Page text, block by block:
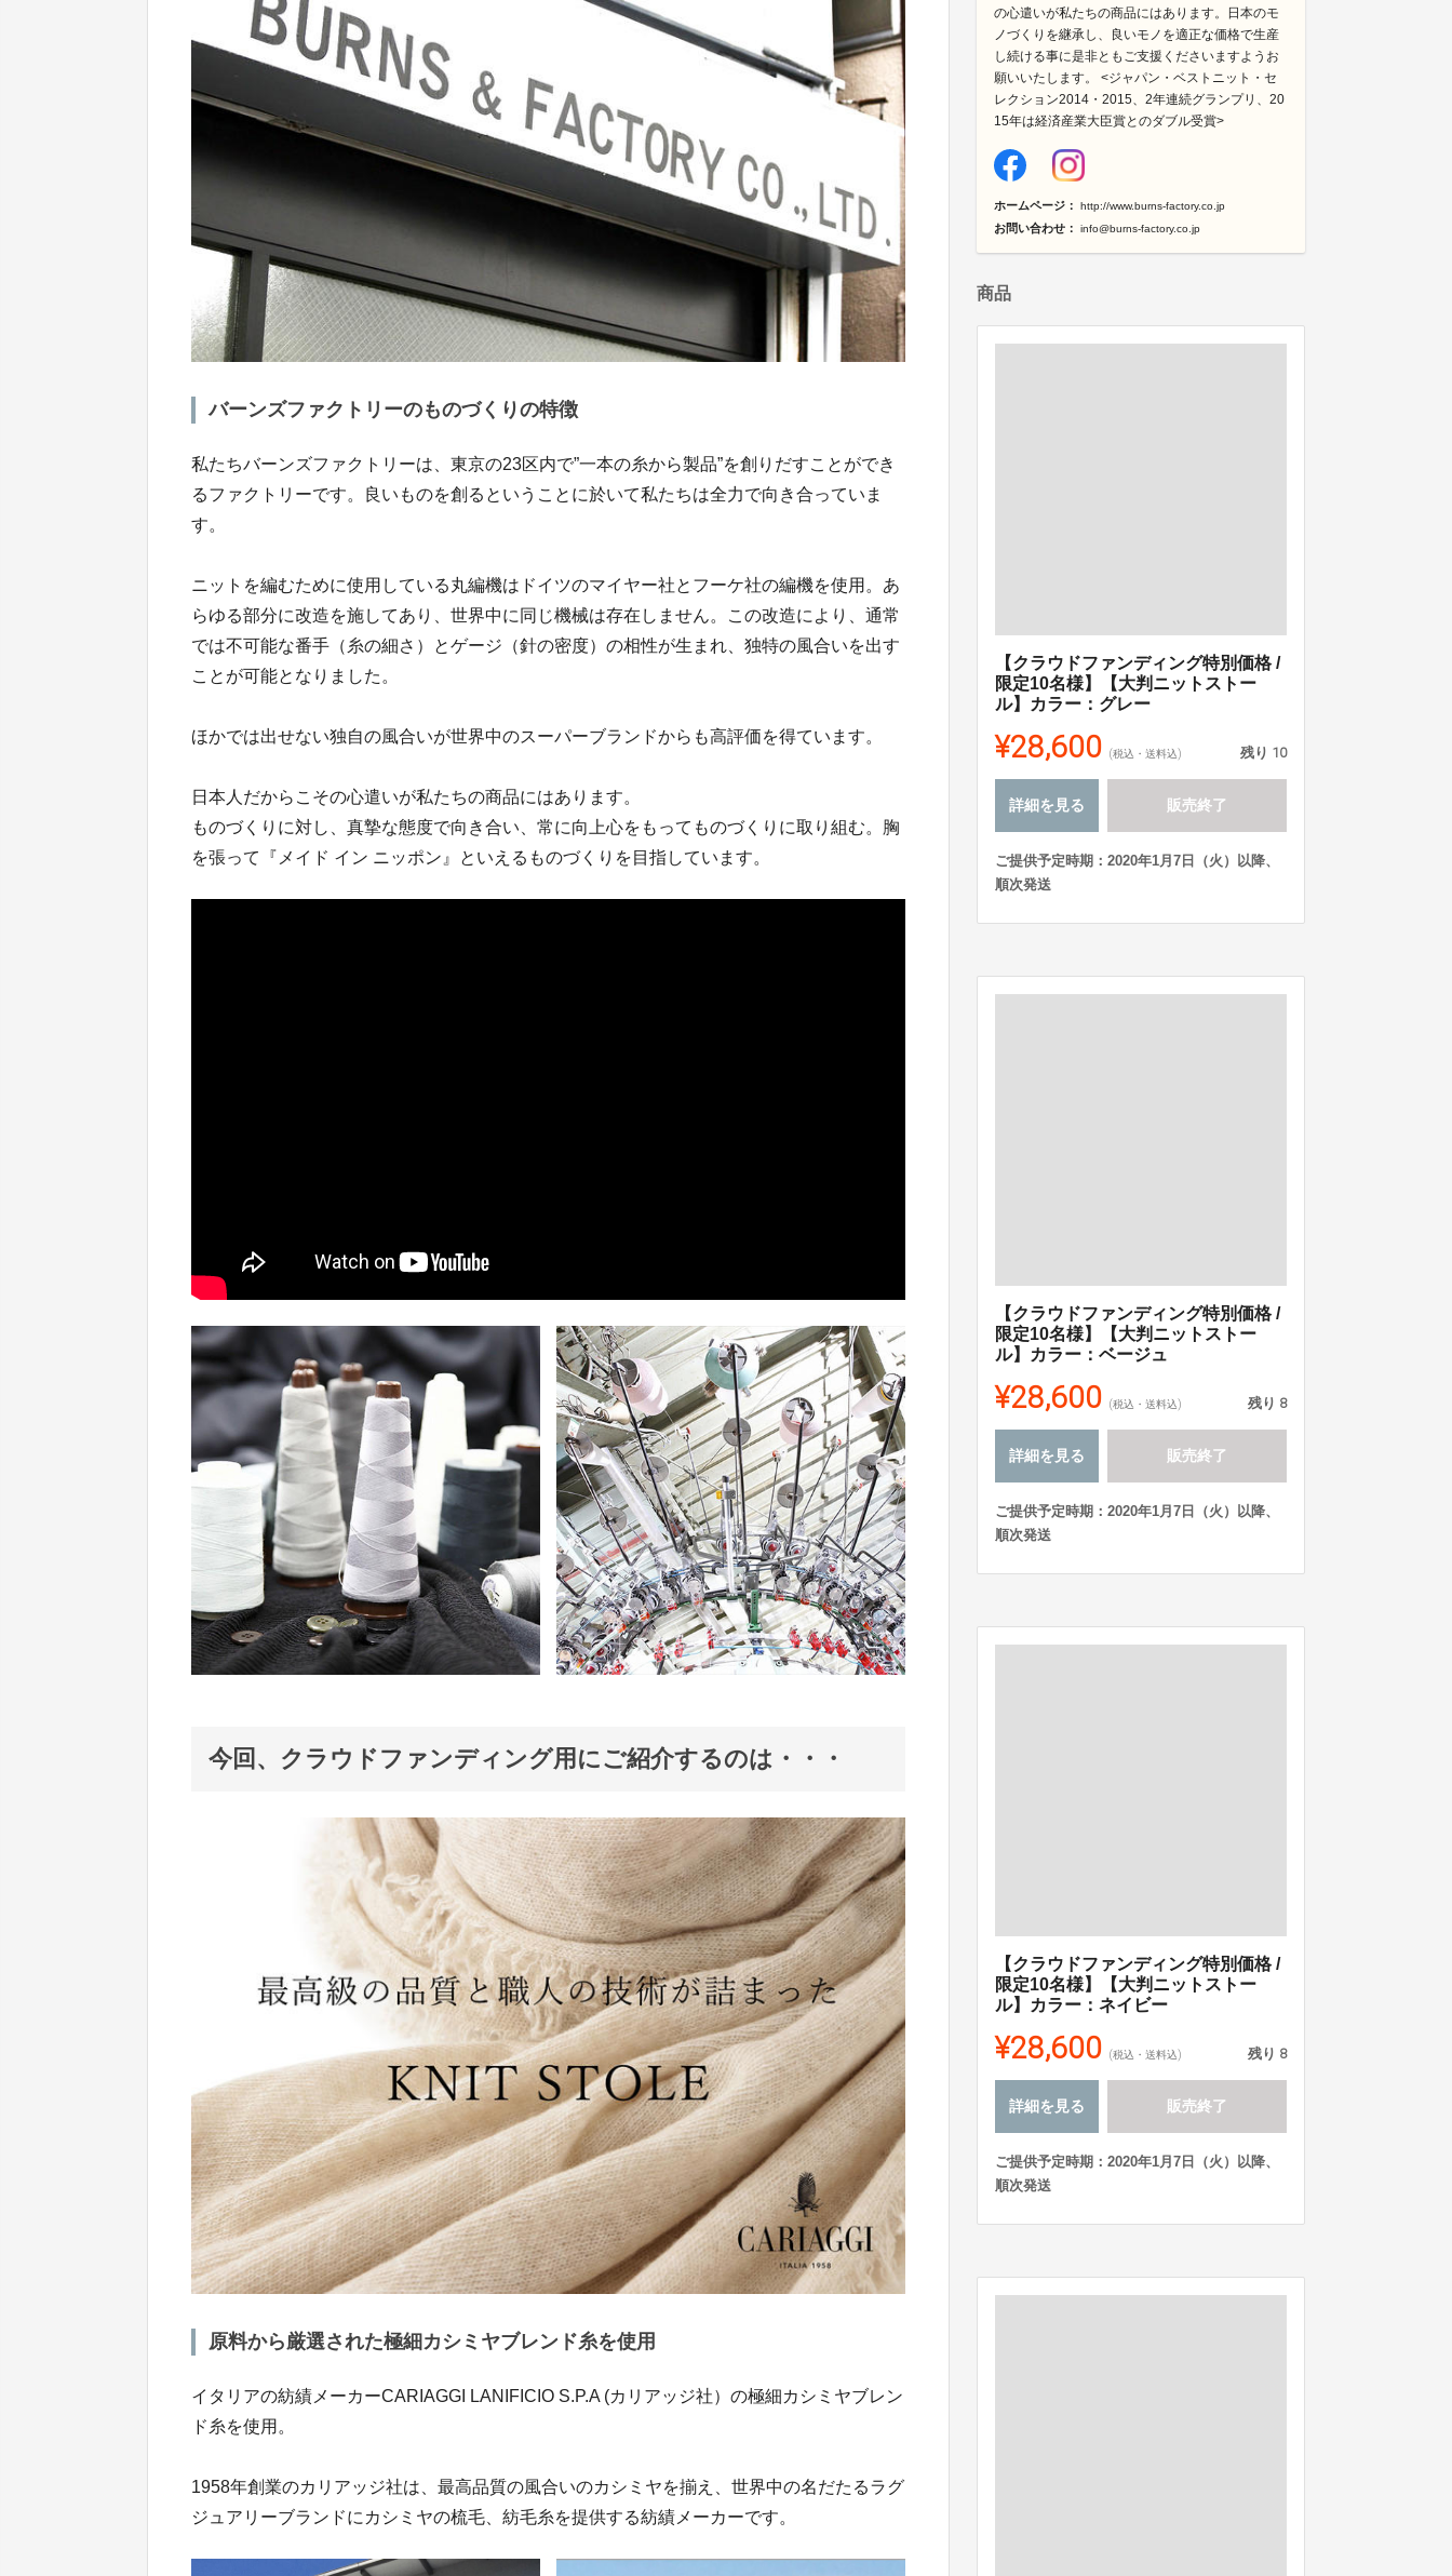
バーンズファクトリーのものづくりの特徴
私たちバーンズファクトリーは、東京の23区内で”一本の糸から製品”を創りだすことができ
るファクトリーです。良いものを創るということに於いて私たちは全力で向き合っていま
す。
ニットを編むために使用している丸編機はドイツのマイヤー社とフーケ社の編機を使用。あ
らゆる部分に改造を施してあり、世界中に同じ機械は存在しません。この改造により、通常
では不可能な番手（糸の細さ）とゲージ（針の密度）の相性が生まれ、独特の風合いを出す
ことが可能となりました。
ほかでは出せない独自の風合いが世界中のスーパーブランドからも高評価を得ています。
日本人だからこその心遣いが私たちの商品にはあります。
ものづくりに対し、真摯な態度で向き合い、常に向上心をもってものづくりに取り組む。胸
を張って『メイド イン ニッポン』といえるものづくりを目指しています。
今回、クラウドファンディング用にご紹介するのは・・・
原料から厳選された極細カシミヤブレンド糸を使用
イタリアの紡績メーカーCARIAGGI LANIFICIO S.P.A (カリアッジ社）の極細カシミヤブレン
ド糸を使用。
1958年創業のカリアッジ社は、最高品質の風合いのカシミヤを揃え、世界中の名だたるラグ
ジュアリーブランドにカシミヤの梳毛、紡毛糸を提供する紡績メーカーです。
の心遣いが私たちの商品にはあります。日本のモ
ノづくりを継承し、良いモノを適正な価格で生産
し続ける事に是非ともご支援くださいますようお
願いいたします。 <ジャパン・ベストニット・セ
レクション2014・2015、2年連続グランプリ、20
15年は経済産業大臣賞とのダブル受賞>
ホームページ： http://www.burns-factory.co.jp
お問い合わせ： info@burns-factory.co.jp
商品
【クラウドファンディング特別価格 /
限定10名様】【大判ニットストー
ル】カラー：グレー
¥28,600 (税込・送料込) 残り 10
詳細を見る 販売終了
ご提供予定時期：2020年1月7日（火）以降、
順次発送
【クラウドファンディング特別価格 /
限定10名様】【大判ニットストー
ル】カラー：ベージュ
¥28,600 (税込・送料込) 残り 8
詳細を見る 販売終了
ご提供予定時期：2020年1月7日（火）以降、
順次発送
【クラウドファンディング特別価格 /
限定10名様】【大判ニットストー
ル】カラー：ネイビー
¥28,600 (税込・送料込) 残り 8
詳細を見る 販売終了
ご提供予定時期：2020年1月7日（火）以降、
順次発送